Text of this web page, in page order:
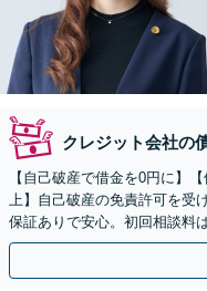
クレジット会社の
【自己破産で借金を0円に】
上】自己破産の免責許可を受
保証ありで安心。初回相談料
【土日祝日・夜間も相談受付